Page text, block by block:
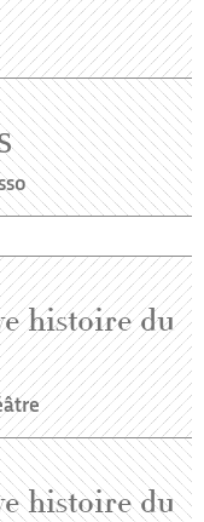
histoire du
histoire du